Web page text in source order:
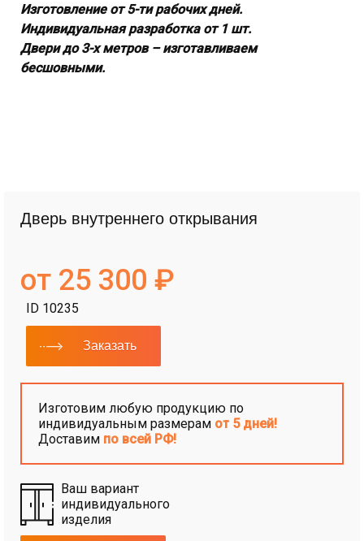
Изготовление от 5-ти рабочих дней.
Индивидуальная разработка от 1 шт.
Двери до 3-х метров – изготавливаем
бесшовными.
Дверь внутреннего открывания
от 25 300 ₽
ID 10235
Заказать
Изготовим любую продукцию по
индивидуальным размерам от 5 дней!
Доставим по всей РФ!
Ваш вариант
индивидуального
изделия